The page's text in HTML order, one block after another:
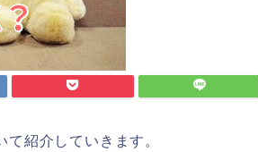
紹介していきます。